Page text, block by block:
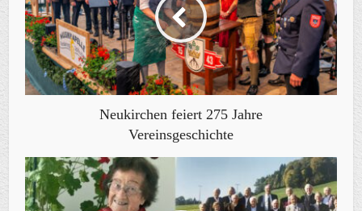
Neukirchen feiert 275 Jahre
Vereinsgeschichte